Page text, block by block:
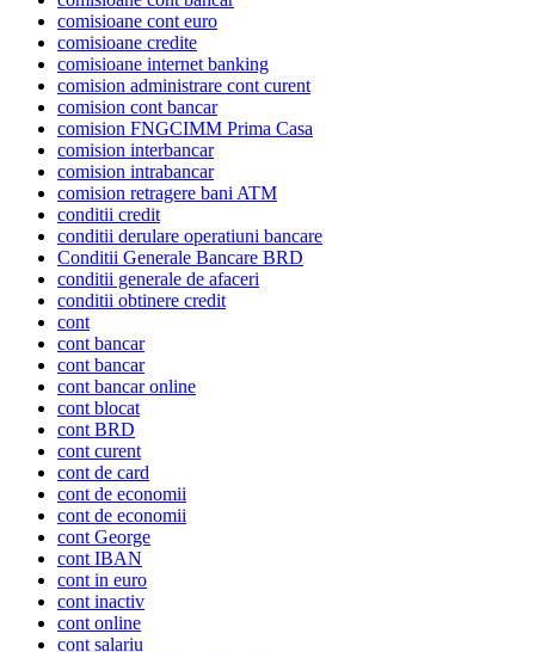
comisioane cont euro
comisioane credite
comisioane internet banking
comision administrare cont curent
comision cont bancar
comision FNGCIMM Prima Casa
comision interbancar
comision intrabancar
comision retragere bani ATM
conditii credit
conditii derulare operatiuni bancare
Conditii Generale Bancare BRD
conditii generale de afaceri
conditii obtinere credit
cont
cont bancar
cont bancar
cont bancar online
cont blocat
cont BRD
cont curent
cont de card
cont de economii
cont de economii
cont George
cont IBAN
cont in euro
cont inactiv
cont online
cont salariu